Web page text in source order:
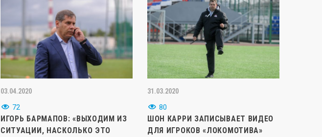
03.04.2020
72
ИГОРЬ БАРМАПОВ: «ВЫХОДИМ ИЗ
СИТУАЦИИ, НАСКОЛЬКО ЭТО
31.03.2020
80
ШОН КАРРИ ЗАПИСЫВАЕТ ВИДЕО
ДЛЯ ИГРОКОВ «ЛОКОМОТИВА»